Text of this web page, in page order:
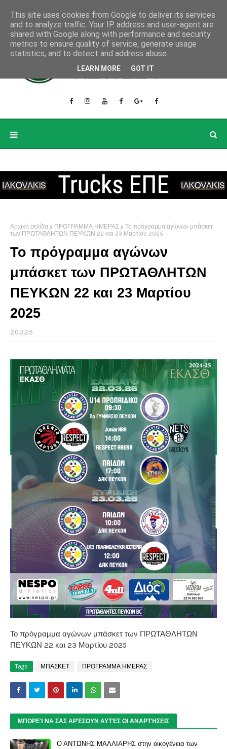
Αρχική σελίδα ΠΡΟΓΡΑΜΜΑ ΗΜΕΡΑΣ
Το πρόγραμμα αγώνων μπάσκετ
των ΠΡΩΤΑΘΛΗΤΩΝ ΠΕΥΚΩΝ 22 και 23 Μαρτίου 2025
Το πρόγραμμα αγώνων
μπάσκετ των ΠΡΩΤΑΘΛΗΤΩΝ
ΠΕΥΚΩΝ 22 και 23 Μαρτίου
2025
20.3.25
Το πρόγραμμα αγώνων μπάσκετ των ΠΡΩΤΑΘΛΗΤΩΝ
ΠΕΥΚΩΝ 22 και 23 Μαρτίου 2025
Tags ΜΠΑΣΚΕΤ ΠΡΟΓΡΑΜΜΑ ΗΜΕΡΑΣ
ΜΠΟΡΕΊ ΝΑ ΣΑΣ ΑΡΈΣΟΥΝ ΑΥΤΈΣ ΟΙ ΑΝΑΡΤΉΣΕΙΣ
Ο ΑΝΤΩΝΗΣ ΜΑΛΛΙΑΡΗΣ στην οικογένεια των
This site uses cookies from Google to deliver its services
and to analyze traffic. Your IP address and user-agent are
shared with Google along with performance and security
metrics to ensure quality of service, generate usage
statistics, and to detect and address abuse.
LEARN MORE GOT IT